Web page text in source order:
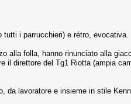
i parrucchieri) e rétro, evocativa.
alla folla, hanno rinunciato alla
il direttore del Tg1 Riotta (ampia
da lavoratore e insieme in stile